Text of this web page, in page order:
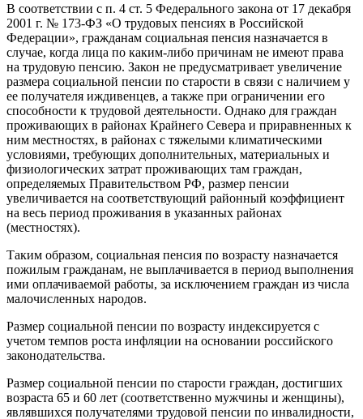
В соответствии с п. 4 ст. 5 Федерального закона от 17 декабря
2001 г. № 173-ФЗ «О трудовых пенсиях в Российской
Федерации», гражданам социальная пенсия назначается в
случае, когда лица по каким-либо причинам не имеют права
на трудовую пенсию. Закон не предусматривает увеличение
размера социальной пенсии по старости в связи с наличием у
ее получателя иждивенцев, а также при ограничении его
способности к трудовой деятельности. Однако для граждан
проживающих в районах Крайнего Севера и приравненных к
ним местностях, в районах с тяжелыми климатическими
условиями, требующих дополнительных, материальных и
физиологических затрат проживающих там граждан,
определяемых Правительством РФ, размер пенсии
увеличивается на соответствующий районный коэффициент
на весь период проживания в указанных районах
(местностях).
Таким образом, социальная пенсия по возрасту назначается
пожилым гражданам, не выплачивается в период выполнения
ими оплачиваемой работы, за исключением граждан из числа
малочисленных народов.
Размер социальной пенсии по возрасту индексируется с
учетом темпов роста инфляции на основании российского
законодательства.
Размер социальной пенсии по старости граждан, достигших
возраста 65 и 60 лет (соответственно мужчины и женщины),
являвшихся получателями трудовой пенсии по инвалидности,